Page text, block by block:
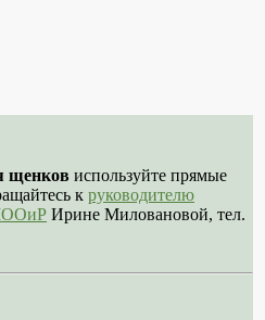
щенков используйте прямые
к руководителю
Ирине Миловановой, тел.